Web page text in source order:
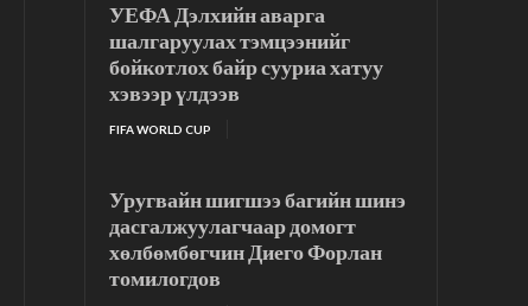
УЕФА Дэлхийн аварга
шалгаруулах тэмцээнийг
бойкотлох байр сууриа хатуу
хэвээр үлдээв
FIFA WORLD CUP
Уругвайн шигшээ багийн шинэ
дасгалжуулагчаар домогт
хөлбөмбөгчин Диего Форлан
томилогдов